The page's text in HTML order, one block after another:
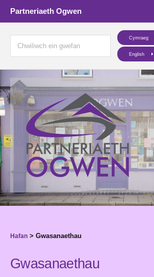
Partneriaeth Ogwen
Cymraeg
English
Hafan > Gwasanaethau
Gwasanaethau